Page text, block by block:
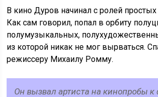
В кино Дуров начинал с ролей простых
Как сам говорил, попал в орбиту
полумузыкальных,
из которой никак не мог вырваться.
режиссеру Михаилу Ромму.
Он вызвал артиста на кинопробы